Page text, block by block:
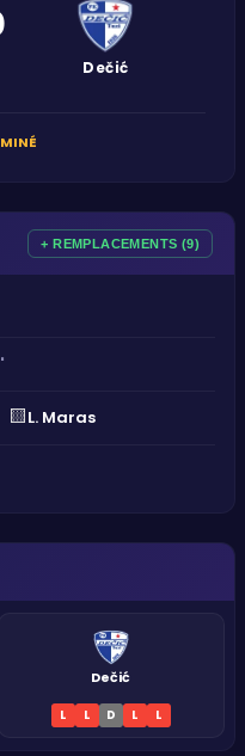
Dečić
+ REMPLACEMENTS (9)
🟨L. Maras
Dečić
L L D L L